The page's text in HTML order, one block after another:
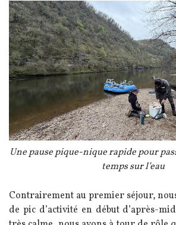
Image
Légende
Une pause pique-nique rapide pour
temps sur l’eau
Texte
Contrairement au premier séjour,
de pic d’activité en début d’après-